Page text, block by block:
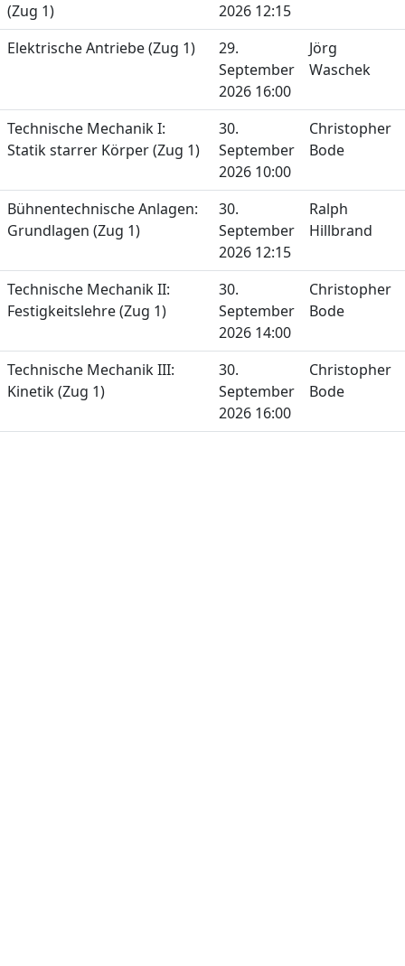
(Zug 1)
2026 12:15
Elektrische Antriebe (Zug 1)
29.
September
2026 16:00
Jörg
Waschek
Technische Mechanik I:
Statik starrer Körper (Zug 1)
30.
September
2026 10:00
Christopher
Bode
Bühnentechnische Anlagen:
Grundlagen (Zug 1)
30.
September
2026 12:15
Ralph
Hillbrand
Technische Mechanik II:
Festigkeitslehre (Zug 1)
30.
September
2026 14:00
Christopher
Bode
Technische Mechanik III:
Kinetik (Zug 1)
30.
September
2026 16:00
Christopher
Bode